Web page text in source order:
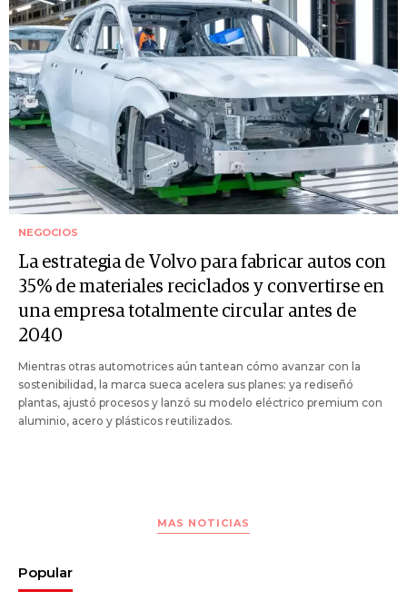
NEGOCIOS
La estrategia de Volvo para fabricar autos con
35% de materiales reciclados y convertirse en
una empresa totalmente circular antes de
2040
Mientras otras automotrices aún tantean cómo avanzar con la
sostenibilidad, la marca sueca acelera sus planes: ya rediseñó
plantas, ajustó procesos y lanzó su modelo eléctrico premium con
aluminio, acero y plásticos reutilizados.
MAS NOTICIAS
Popular